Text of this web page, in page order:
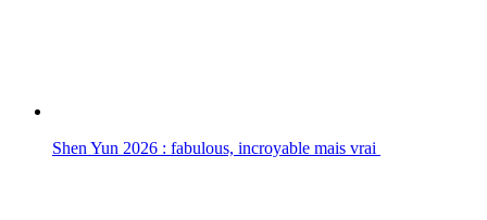
Shen Yun 2026 : fabulous, incroyable mais vrai